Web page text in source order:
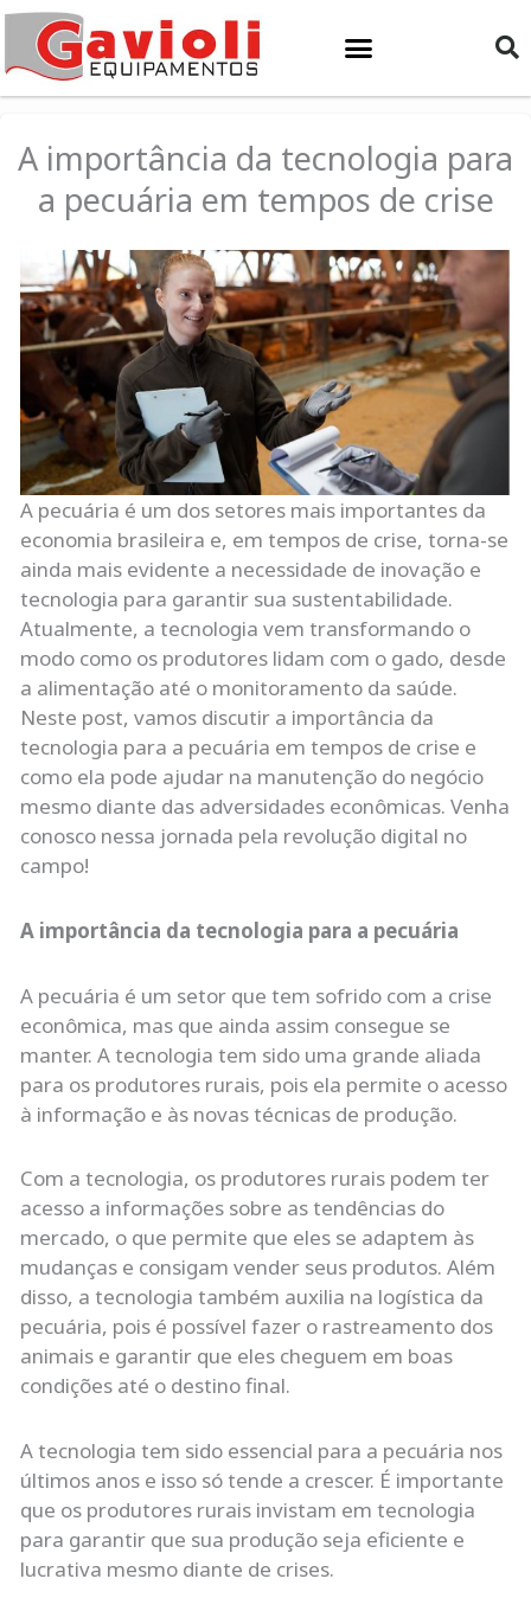
Ir
para
o
conteúdo
A importância da tecnologia para
a pecuária em tempos de crise
A pecuária é um dos setores mais importantes da
economia brasileira e, em tempos de crise, torna-se
ainda mais evidente a necessidade de inovação e
tecnologia para garantir sua sustentabilidade.
Atualmente, a tecnologia vem transformando o
modo como os produtores lidam com o gado, desde
a alimentação até o monitoramento da saúde.
Neste post, vamos discutir a importância da
tecnologia para a pecuária em tempos de crise e
como ela pode ajudar na manutenção do negócio
mesmo diante das adversidades econômicas. Venha
conosco nessa jornada pela revolução digital no
campo!
A importância da tecnologia para a pecuária
A pecuária é um setor que tem sofrido com a crise
econômica, mas que ainda assim consegue se
manter. A tecnologia tem sido uma grande aliada
para os produtores rurais, pois ela permite o acesso
à informação e às novas técnicas de produção.
Com a tecnologia, os produtores rurais podem ter
acesso a informações sobre as tendências do
mercado, o que permite que eles se adaptem às
mudanças e consigam vender seus produtos. Além
disso, a tecnologia também auxilia na logística da
pecuária, pois é possível fazer o rastreamento dos
animais e garantir que eles cheguem em boas
condições até o destino final.
A tecnologia tem sido essencial para a pecuária nos
últimos anos e isso só tende a crescer. É importante
que os produtores rurais invistam em tecnologia
para garantir que sua produção seja eficiente e
lucrativa mesmo diante de crises.